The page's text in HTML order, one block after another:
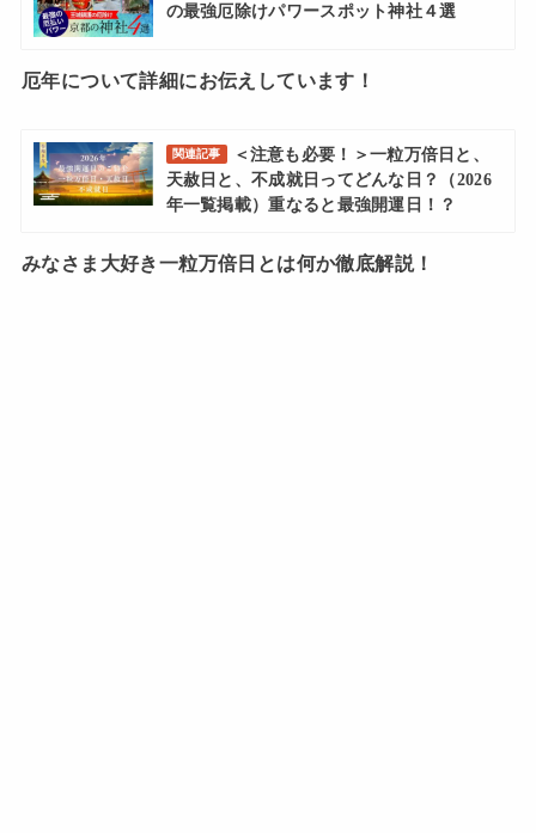
の最強厄除けパワースポット神社４選
厄年について詳細にお伝えしています！
関連記事
＜注意も必要！＞一粒万倍日と、
天赦日と、不成就日ってどんな日？（2026
年一覧掲載）重なると最強開運日！？
みなさま大好き一粒万倍日とは何か徹底解説！